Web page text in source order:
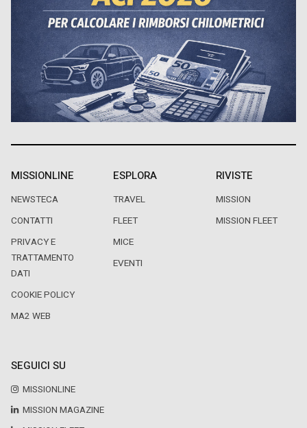
MISSIONLINE
NEWSTECA
CONTATTI
PRIVACY E
TRATTAMENTO
DATI
COOKIE POLICY
MA2 WEB
ESPLORA
TRAVEL
FLEET
MICE
EVENTI
RIVISTE
MISSION
MISSION FLEET
SEGUICI SU
MISSIONLINE
MISSION MAGAZINE